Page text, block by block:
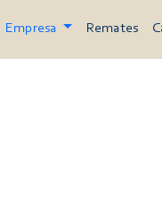
Empresa Remates